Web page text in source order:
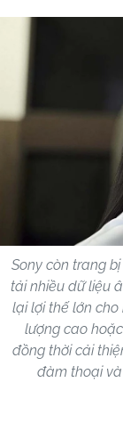
Sony còn trang
tải nhiều dữ liệu
lại lợi thế lớn
lượng cao
đồng thời cải
đàm thoại và